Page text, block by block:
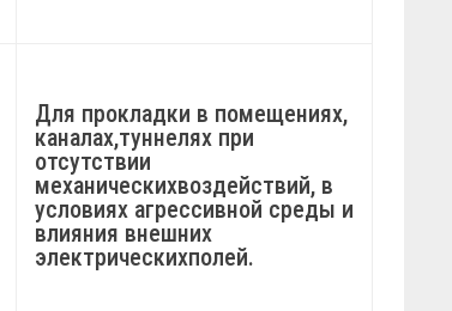
Для прокладки в помещениях,
каналах,туннелях при
отсутствии
механическихвоздействий, в
условиях агрессивной среды и
влияния внешних
электрическихполей.